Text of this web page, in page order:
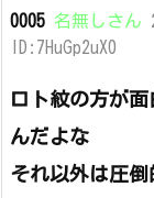
0005 名無しさん
ID:7HuGp2uX0
ロト紋の方が
んだよな
それ以外は圧